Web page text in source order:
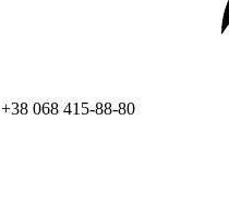
+38 068 415-88-80